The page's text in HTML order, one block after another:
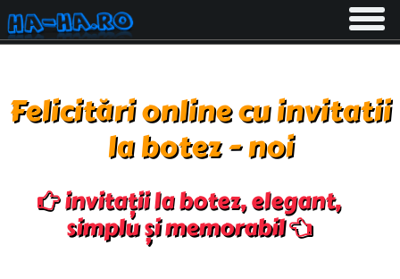
Toggle
Felicitări online cu invitatii
la botez - noi
invitații la botez, elegant,
simplu și memorabil